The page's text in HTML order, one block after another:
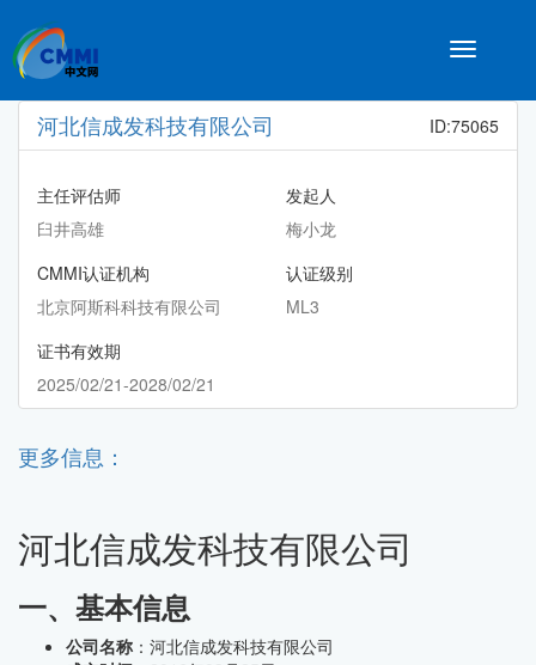
Toggle
河北信成发科技有限公司 ID:75065
主任评估师
臼井高雄
发起人
梅小龙
CMMI认证机构
北京阿斯科科技有限公司
认证级别
ML3
证书有效期
2025/02/21-2028/02/21
更多信息：
河北信成发科技有限公司
一、基本信息
公司名称 ：河北信成发科技有限公司